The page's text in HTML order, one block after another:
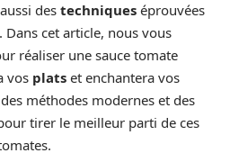
des techniques éprouvées
Dans cet article, nous vous
réaliser une sauce tomate
vos plats et enchantera vos
méthodes modernes et des
tirer le meilleur parti de ces